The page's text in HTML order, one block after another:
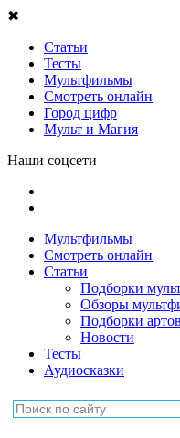
✖
Статьи
Тесты
Мультфильмы
Смотреть онлайн
Город цифр
Мульт и Магия
Наши соцсети
Мультфильмы
Смотреть онлайн
Статьи
Подборки
Обзоры
Подборки артов
Новости
Тесты
Аудиосказки